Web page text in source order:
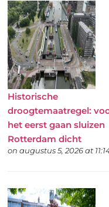
Historische
droogtemaatregel:
het eerst gaan sluizen
Rotterdam dicht
on augustus 5, 2026 at